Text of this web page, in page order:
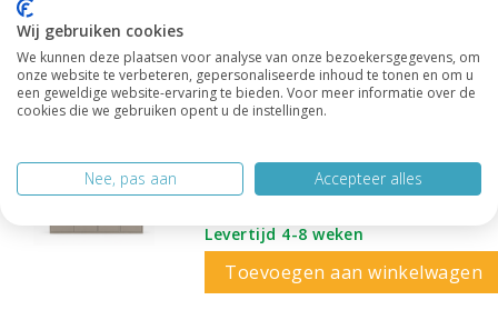
Toevoegen aan winkelwagen
230cm
Levertijd 4-8 weken
Toevoegen aan winkelwagen
Wij gebruiken cookies
We kunnen deze plaatsen voor analyse van onze bezoekersgegevens, om
onze website te verbeteren, gepersonaliseerde inhoud te tonen en om u
een geweldige website-ervaring te bieden. Voor meer informatie over de
cookies die we gebruiken opent u de instellingen.
Nee, pas aan Accepteer alles